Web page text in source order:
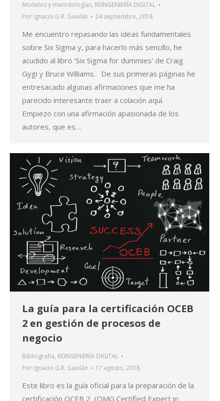
Modelos y metodologías, REINGENIERÍA DIGITAL
Por Ignacio G.R. Gavilán 24 septiembre, 2018
Me encuentro repasando las ideas fundamentales
sobre Six Sigma y, para hacerlo más sencillo, he
acudido al libro ‘Six Sigma for dummies‘ de Craig
Gygi y Bruce Williams. De sus primeras páginas he
entresacado algunas afirmaciones que me ha
parecido interesante traer a colación aquí.
Empiezo con una afirmación apasionada de los
autores, que es…
La guía para la certificación OCEB
2 en gestión de procesos de
negocio
Bibliografia, REINGENIERÍA DIGITAL
Por Ignacio G.R. Gavilán 17 agosto, 2018
Este libro es la guía oficial para la preparación de la
certificación OCEB 2 (OMG Certified Expert in